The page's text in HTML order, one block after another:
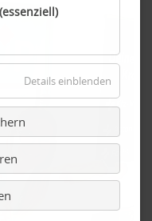
Details einblenden